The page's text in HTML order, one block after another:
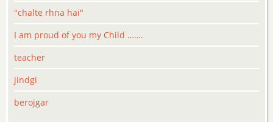
"chalte rhna hai"
I am proud of you my Child …….
teacher
jindgi
berojgar